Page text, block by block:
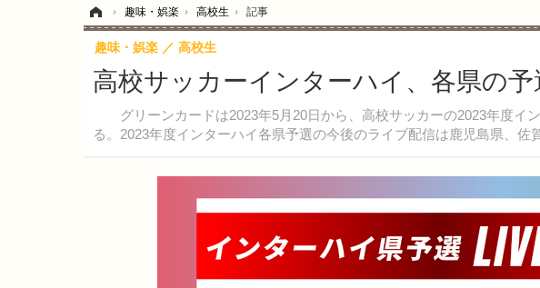
› 趣味・娯楽 › 高校生 › 記事
高校サッカーインターハイ、各県の
グリーンカードは2023年5月20日から、高校サッカーの2023年度イ
る。2023年度インターハイ各県予選の今後のライブ配信は鹿児島県、佐
趣味・娯楽 高校生